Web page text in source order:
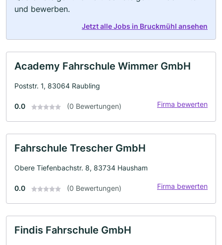
und bewerben.
Jetzt alle Jobs in Bruckmühl ansehen
Academy Fahrschule Wimmer GmbH
Poststr. 1, 83064 Raubling
0.0 (0 Bewertungen) Firma bewerten
Fahrschule Trescher GmbH
Obere Tiefenbachstr. 8, 83734 Hausham
0.0 (0 Bewertungen) Firma bewerten
Findis Fahrschule GmbH